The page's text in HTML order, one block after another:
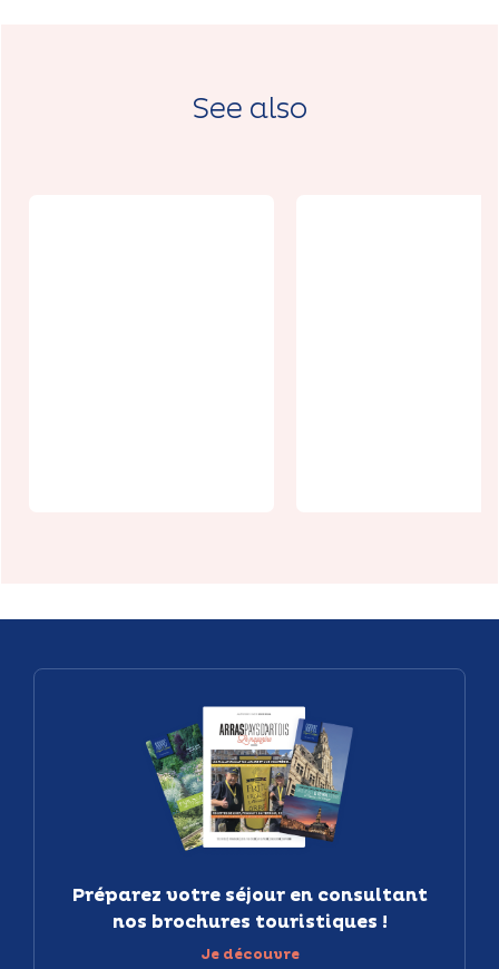
See also
Préparez votre séjour en consultant
nos brochures touristiques !
Je découvre